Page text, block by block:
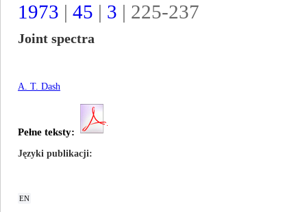
1973 | 45 | 3 | 225-237
Joint spectra
A. T. Dash
Pełne teksty:
Języki publikacji
EN